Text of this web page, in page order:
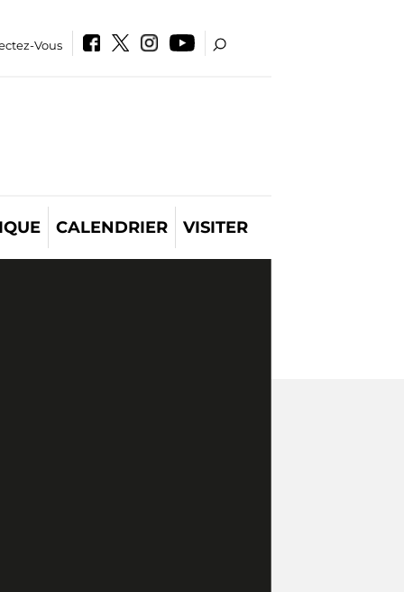
Vous
CALENDRIER VISITER